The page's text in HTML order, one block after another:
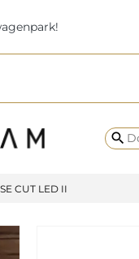
search
CUT LED II